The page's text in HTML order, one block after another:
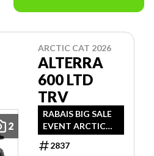
2
ARCTIC CAT 2026
ALTERRA
600 LTD
TRV
RABAIS BIG SALE
EVENT ARCTIC
CAT DE 1295.00 +
GARANTIE DE 30
2837